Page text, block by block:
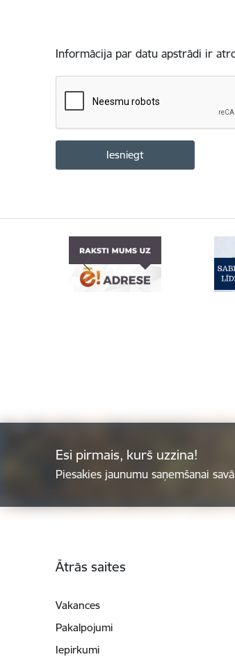
Informācija par datu apstrādi ir
Esi pirmais, kurš uzzina!
Piesakies jaunumu saņemšanai
Ātrās saites
Vakances
Pakalpojumi
Iepirkumi